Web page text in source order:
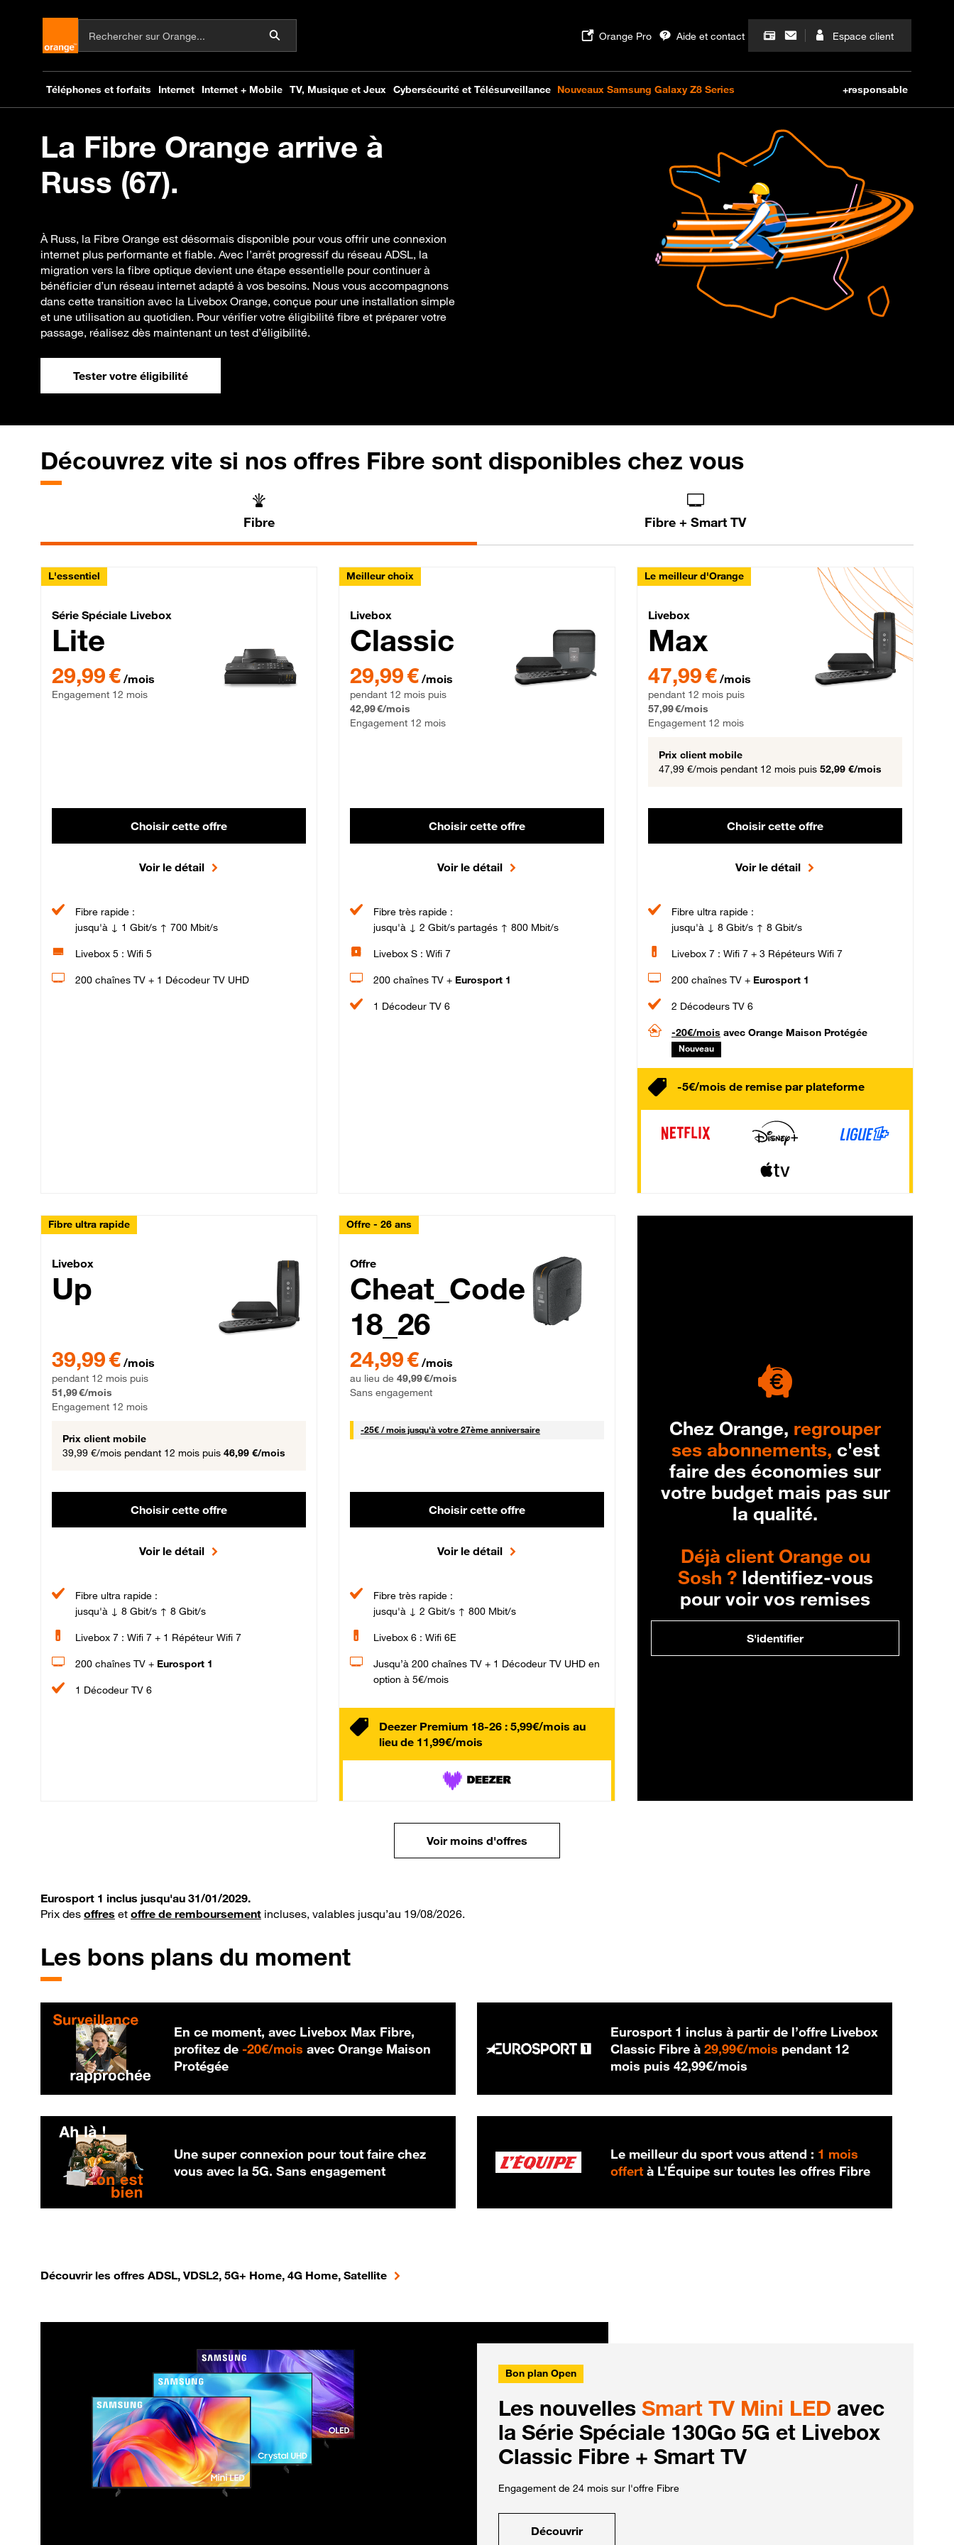
La Fibre Orange arrive à
Russ (67).
À Russ, la Fibre Orange est désormais disponible pour vous offrir une connexion
internet plus performante et fiable. Avec l’arrêt progressif du réseau ADSL, la
migration vers la fibre optique devient une étape essentielle pour continuer à
bénéficier d’un réseau internet adapté à vos besoins. Nous vous accompagnons
dans cette transition avec la Livebox Orange, conçue pour une installation simple
et une utilisation au quotidien. Pour vérifier votre éligibilité fibre et préparer votre
passage, réalisez dès maintenant un test d’éligibilité.
Tester votre éligibilité
Découvrez vite si nos offres Fibre sont disponibles chez vous
Fibre Fibre + Smart TV
L'essentiel
Série Spéciale Livebox Lite Fibre
Série Spéciale Livebox
Lite
29,99 € par mois , Engagement 12 mois
29,99 € /mois
Engagement 12 mois
Choisir cette offre
Voir le détail
Fibre rapide :
jusqu'à ↓ 1 Gbit/s ↑ 700 Mbit/s
Livebox 5 : Wifi 5
200 chaînes TV + 1 Décodeur TV UHD
Meilleur choix
Livebox Classic Fibre
Livebox
Classic
29,99 € par mois pendant 12 mois puis 42,99 € par mois, Engagement 12 mois
29,99 € /mois
pendant 12 mois puis
42,99 €/mois
Engagement 12 mois
Choisir cette offre
Voir le détail
Fibre très rapide :
jusqu'à ↓ 2 Gbit/s partagés ↑ 800 Mbit/s
Livebox S : Wifi 7
200 chaînes TV + Eurosport 1
1 Décodeur TV 6
Le meilleur d'Orange
Livebox Max Fibre
Livebox
Max
47,99 € par mois pendant 12 mois puis 57,99 € par mois,
47,99 € /mois
pendant 12 mois puis
57,99 €/mois
Engagement 12 mois
Prix client mobile
47,99 €/mois pendant 12 mois puis 52,99 €/mois
Choisir cette offre
Voir le détail
Fibre ultra rapide :
jusqu'à ↓ 8 Gbit/s ↑ 8 Gbit/s
Livebox 7 : Wifi 7 + 3 Répéteurs Wifi 7
200 chaînes TV + Eurosport 1
2 Décodeurs TV 6
-20€/mois avec Orange Maison Protégée
Nouveau
-5€/mois de remise par plateforme
Fibre ultra rapide
Livebox Up Fibre
Livebox
Up
39,99 € /mois
pendant 12 mois puis
51,99 €/mois
Engagement 12 mois
Prix client mobile
39,99 €/mois pendant 12 mois puis 46,99 €/mois
Choisir cette offre
Voir le détail
Fibre ultra rapide :
jusqu'à ↓ 8 Gbit/s ↑ 8 Gbit/s
Livebox 7 : Wifi 7 + 1 Répéteur Wifi 7
200 chaînes TV + Eurosport 1
1 Décodeur TV 6
Offre - 26 ans
Cheat_Code Fibre_18_26
Offre
Cheat_Code
18_26
24,99 € /mois
au lieu de 49,99 €/mois
Sans engagement
-25€ / mois25 € par mois
jusqu'à votre 27ème anniversaire
Choisir cette offre
Voir le détail
Fibre très rapide :
jusqu'à ↓ 2 Gbit/s ↑ 800 Mbit/s
Livebox 6 : Wifi 6E
Jusqu’à 200 chaînes TV + 1 Décodeur TV UHD en
option à 5€/mois
Deezer Premium 18-26 : 5,99€/mois au
lieu de 11,99€/mois
Chez Orange, regrouper
ses abonnements, c'est
faire des économies sur
votre budget mais pas sur
la qualité.
Déjà client Orange ou
Sosh ?Identifiez-vous
pour voir vos remises
S'identifier
Voir moins d'offres
Eurosport 1 inclus jusqu'au 31/01/2029.
Prix des offres et offre de remboursement incluses, valables jusqu’au 19/08/2026.
Les bons plans du moment
En ce moment, avec Livebox Max Fibre,
profitez de -20€/mois 20 € par mois
avec Orange Maison
Protégée
Eurosport 1 inclus à partir de l’offre Livebox
Classic Fibre à29,99€/mois 29,99 € par mois
pendant 12
mois puis42,99€/mois
Une super connexion pour tout faire chez
vous avec la 5G. Sans engagement
Le meilleur du sport vous attend : 1 mois
offert à L’Équipe sur toutes les offres Fibre
Découvrir les offres ADSL, VDSL2, 5G+ Home, 4G Home, Satellite
Bon plan Open
Les nouvelles Smart TV Mini LED avec
la Série Spéciale 130Go 5G et Livebox
Classic Fibre + Smart TV
Engagement de 24 mois sur l'offre Fibre
Découvrir